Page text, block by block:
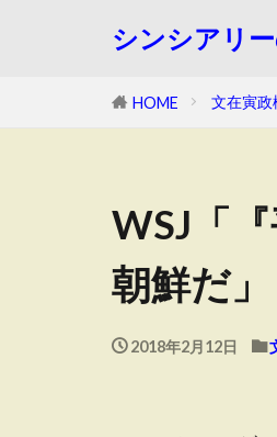
シンシアリ
HOME 文在寅政
WSJ「
朝鮮だ」
2018年2月12日